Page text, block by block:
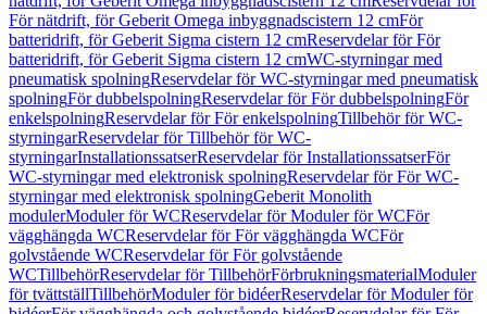
För nätdrift, för Geberit Omega inbyggnadscistern 12 cmFör
batteridrift, för Geberit Sigma cistern 12 cmReservdelar för För
batteridrift, för Geberit Sigma cistern 12 cmWC-styrningar med
pneumatisk spolningReservdelar för WC-styrningar med pneumatisk
spolningFör dubbelspolningReservdelar för För dubbelspolningFör
enkelspolningReservdelar för För enkelspolningTillbehör för WC-
styrningarReservdelar för Tillbehör för WC-
styrningarInstallationssatserReservdelar för InstallationssatserFör
WC-styrningar med elektronisk spolningReservdelar för För WC-
styrningar med elektronisk spolningGeberit Monolith
modulerModuler för WCReservdelar för Moduler för WCFör
vägghängda WCReservdelar för För vägghängda WCFör
golvstående WCReservdelar för För golvstående
WCTillbehörReservdelar för TillbehörFörbrukningsmaterialModuler
för tvättställTillbehörModuler för bidéerReservdelar för Moduler för